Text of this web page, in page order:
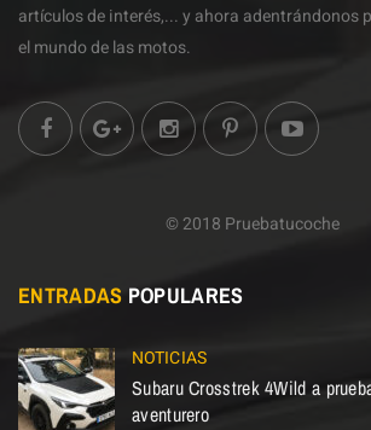
artículos de interés,... y ahora adentrándonos
el mundo de las motos.
© 2018 Pruebatucoche
ENTRADAS POPULARES
NOTICIAS
Subaru Crosstrek 4Wild a
aventurero